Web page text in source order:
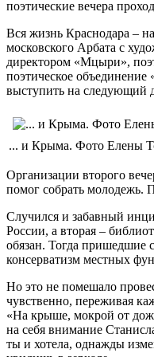
поэтические вечера
Вся жизнь Краснодара –
московского Арбата с
директором «Мцыри»,
поэтическое
выступить на следующий
... и Крыма. Фото Елены
Организации второго
помог собрать молодежь.
Случился и забавный
России, а вторая –
обязан. Тогда пришедшие
консерватизм местных
Но это не помешало
чувственно, переживая
«На крыше, мокрой от
на себя внимание
ты и хотела, однажды